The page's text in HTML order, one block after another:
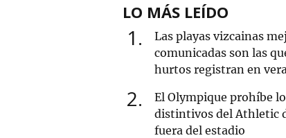
LO MÁS LEÍDO
1
Las playas vizcainas
comunicadas son las
hurtos registran en
2
El Olympique prohíbe
distintivos del Athletic
fuera del estadio